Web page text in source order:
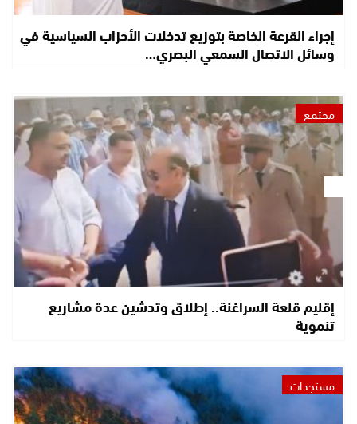
إجراء القرعة الخاصة بتوزيع تدخلات الأحزاب السياسية في
وسائل الاتصال السمعي البصري…
مجتمع
إقليم قلعة السراغنة.. إطلاق وتدشين عدة مشاريع
تنموية
مستجدات